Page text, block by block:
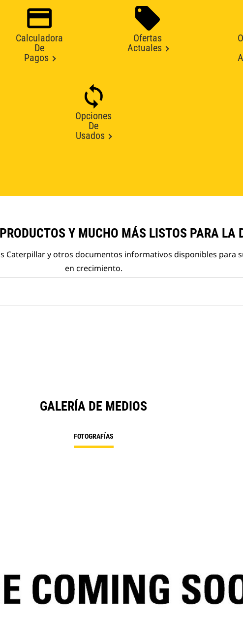
Calculadora
De
Pagos
Ofertas
Actuales
Opciones
De
Usados
Y MUCHO MÁS LISTOS PARA LA
Caterpillar y otros documentos informativos disponibles para
en crecimiento.
GALERÍA DE MEDIOS
FOTOGRAFÍAS